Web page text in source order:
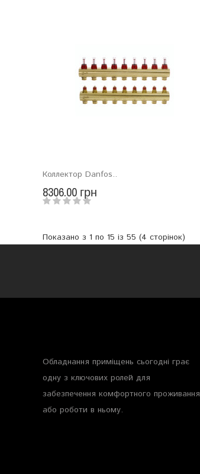
Коллектор Danfos..
8306.00 грн
Показано з 1 по 15 із 55 (4 сторінок)
Обладнання приміщень сьогодні грає
одну з ключових ролей для
забезпечення комфортного проживання
або роботи в ньому.